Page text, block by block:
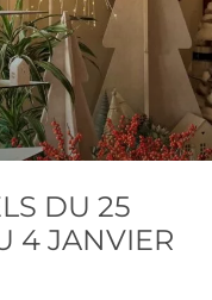
DU 25
4 JANVIER